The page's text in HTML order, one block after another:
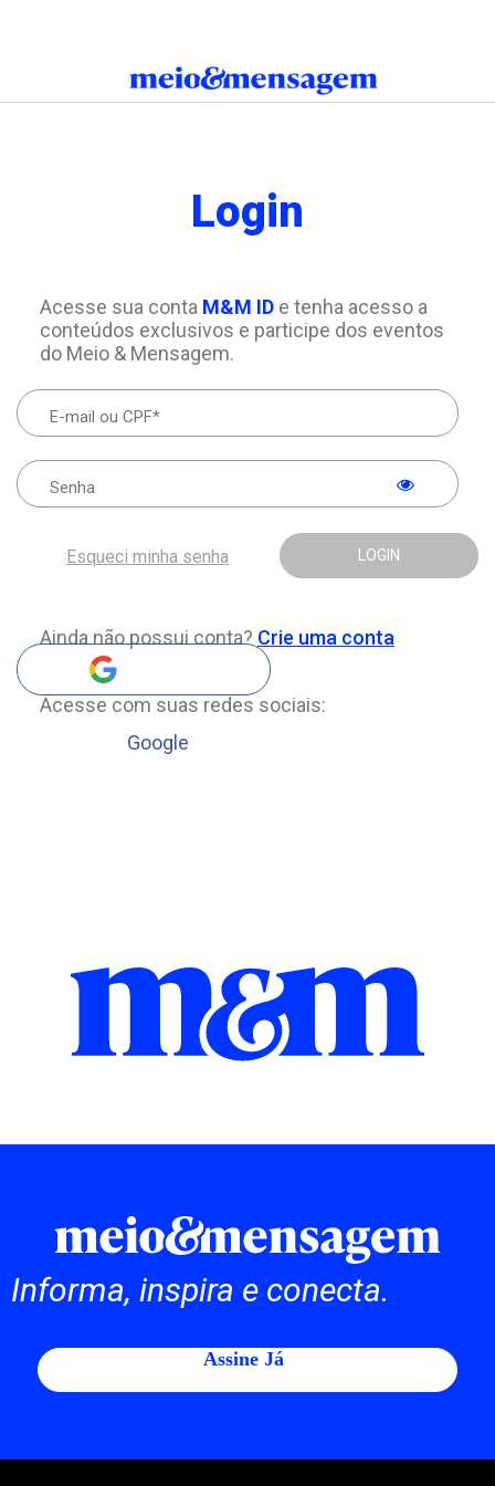
Login
Acesse sua conta M&M IDe tenha acesso a
conteúdos exclusivos e participe dos eventos
do Meio & Mensagem.
LOGIN
Esqueci minha senha
Ainda não possui conta? Crie uma conta
Acesse com suas redes sociais:
Google
Informa, inspira e conecta.
Assine Já